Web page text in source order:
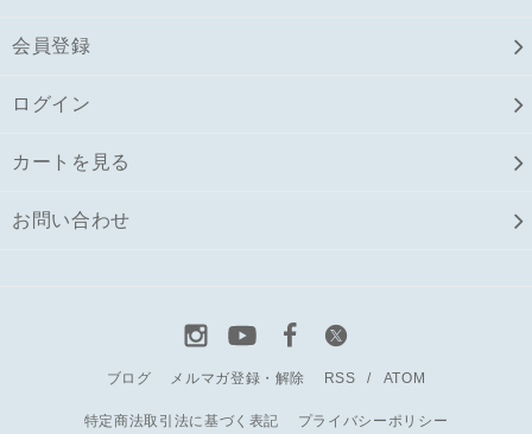
会員登録
ログイン
カートを見る
お問い合わせ
ブログ メルマガ登録・解除 RSS / ATOM
特定商法取引法に基づく表記 プライバシーポリシー